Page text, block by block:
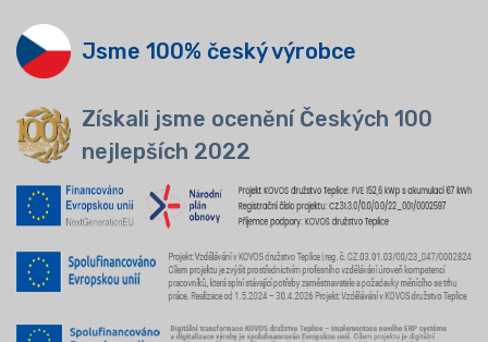
Jsme 100% český výrobce
Získali jsme ocenění Českých 100
nejlepších 2022